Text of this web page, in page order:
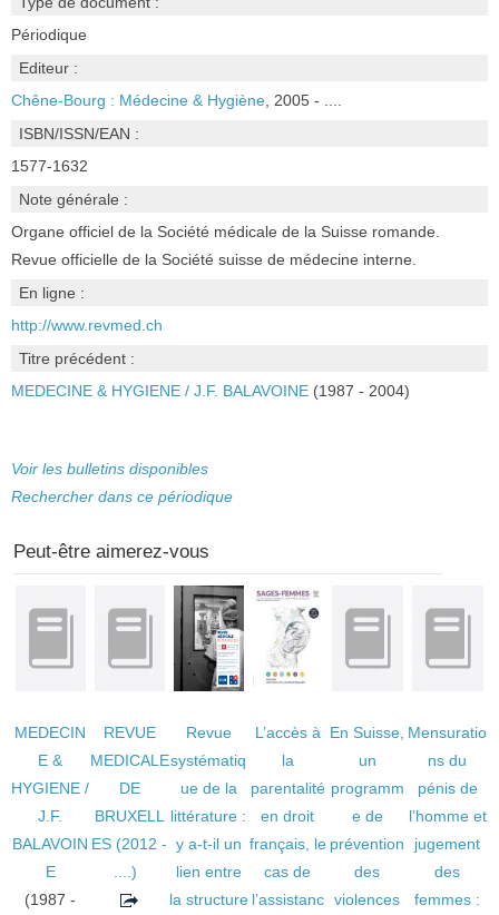
Périodique
Editeur :
Chêne-Bourg : Médecine & Hygiène, 2005 - ....
ISBN/ISSN/EAN :
1577-1632
Note générale :
Organe officiel de la Société médicale de la Suisse romande.
Revue officielle de la Société suisse de médecine interne.
En ligne :
http://www.revmed.ch
Titre précédent :
MEDECINE & HYGIENE / J.F. BALAVOINE (1987 - 2004)
Voir les bulletins disponibles
Rechercher dans ce périodique
Peut-être aimerez-vous
MEDECIN
E &
HYGIENE /
J.F.
BALAVOIN
E
(1987 -
REVUE
MEDICALE
DE
BRUXELL
ES (2012 -
....)
Revue
systématiq
ue de la
littérature :
y a-t-il un
lien entre
la structure
L’accès à
la
parentalité
en droit
français, le
cas de
l’assistanc
En Suisse,
un
programm
e de
prévention
des
violences
Mensuratio
ns du
pénis de
l’homme et
jugement
des
femmes :